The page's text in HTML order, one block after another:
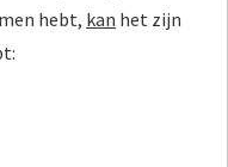
hebt, kan het zijn